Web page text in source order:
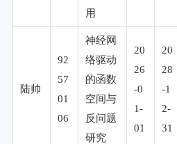
用
陆帅
92
57
01
06
神经网
络驱动
的函数
空间与
反问题
研究
20
26
-0
1-
01
20
28
-1
2-
31